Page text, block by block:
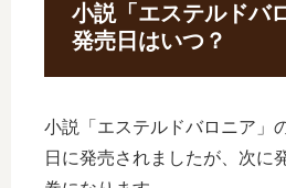
小説「エステルドバ
発売日はいつ？
小説「エステルドバロニア」
日に発売されましたが、次に